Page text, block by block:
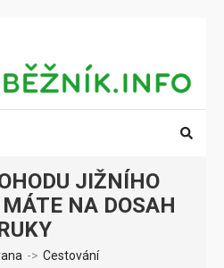
JIŽNÍHO
NA DOSAH
-> Cestování